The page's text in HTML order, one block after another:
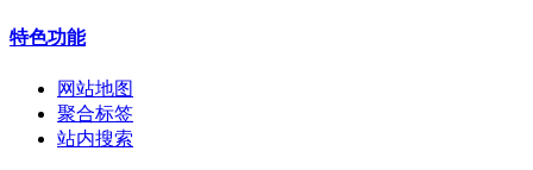
特色功能
网站地图
聚合标签
站内搜索